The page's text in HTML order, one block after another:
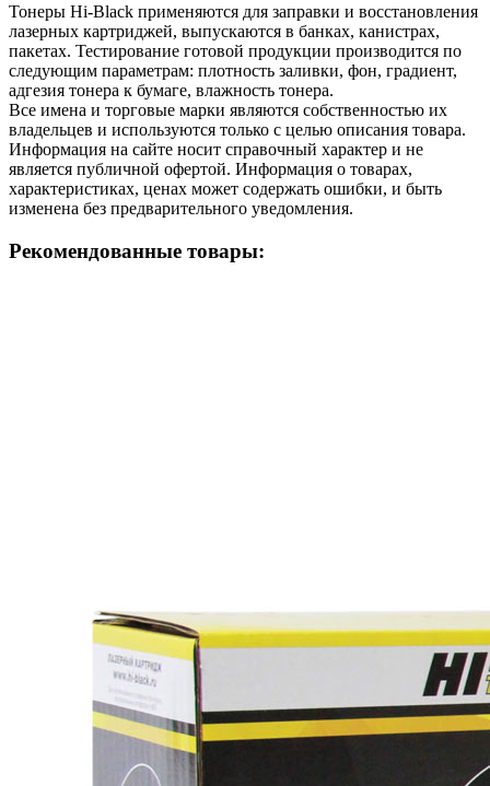
Тонеры Hi-Black применяются для заправки и восстановления
лазерных картриджей, выпускаются в банках, канистрах,
пакетах. Тестирование готовой продукции производится по
следующим параметрам: плотность заливки, фон, градиент,
адгезия тонера к бумаге, влажность тонера.
Все имена и торговые марки являются собственностью их
владельцев и используются только с целью описания товара.
Информация на сайте носит справочный характер и не
является публичной офертой. Информация о товарах,
характеристиках, ценах может содержать ошибки, и быть
изменена без предварительного уведомления.
Рекомендованные товары: